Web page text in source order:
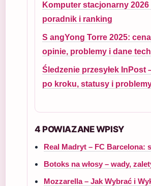
Komputer stacjonarny 2026
poradnik i ranking
S angYong Torre 2025:
opinie, problemy i dane
Śledzenie przesyłek InPost
po kroku, statusy i
4 POWIAZANE WPISY
Real Madryt – FC Barcelona:
Botoks na włosy – wady,
Mozzarella – Jak Wybrać i